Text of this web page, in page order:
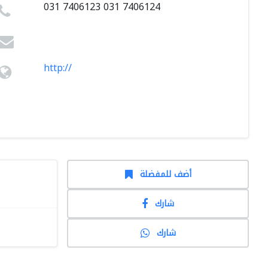
031 7406123 031 7406124
http://
أضف للمفضلة
شارك
شارك